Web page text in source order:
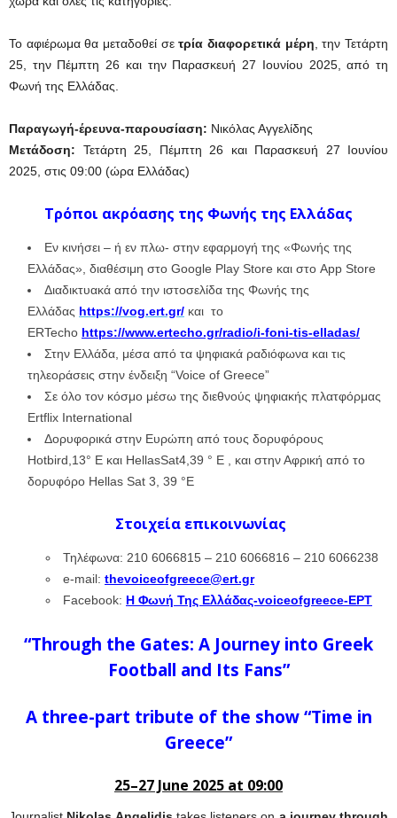
Το αφιέρωμα θα μεταδοθεί σετρία διαφορετικά μέρη , την Τετάρτη
25, την Πέμπτη 26 και την Παρασκευή 27 Ιουνίου 2025, από τη
Φωνή της Ελλάδας.
Παραγωγή-έρευνα-παρουσίαση: Νικόλας Αγγελίδης
Μετάδοση: Τετάρτη 25, Πέμπτη 26 και Παρασκευή 27 Ιουνίου
2025, στις 09:00 (ώρα Ελλάδας)
Τρόποι ακρόασης της Φωνής της Ελλάδας
Εν κινήσει – ή εν πλω- στην εφαρμογή της «Φωνής της
Ελλάδας», διαθέσιμη στο Google Play Store και στο App Store
Διαδικτυακά από την ιστοσελίδα της Φωνής της
Ελλάδας https://vog.ert.gr/ και το
ERTecho https://www.ertecho.gr/radio/i-foni-tis-elladas/
Στην Ελλάδα, μέσα από τα ψηφιακά ραδιόφωνα και τις
τηλεοράσεις στην ένδειξη “Voice of Greece”
Σε όλο τον κόσμο μέσω της διεθνούς ψηφιακής πλατφόρμας
Ertflix International
Δορυφορικά στην Ευρώπη από τους δορυφόρους
Hotbird,13° E και HellasSat4,39 ° E , και στην Αφρική από το
δορυφόρο Hellas Sat 3, 39 °E
Στοιχεία επικοινωνίας
Τηλέφωνα: 210 6066815 – 210 6066816 – 210 6066238
e-mail: thevoiceofgreece@ert.gr
Facebook: Η Φωνή Της Ελλάδας-voiceofgreece-ΕΡΤ
“Through the Gates: A Journey into Greek
Football and Its Fans”
A three-part tribute of the show “Time in
Greece”
25–27 June 2025 at 09:00